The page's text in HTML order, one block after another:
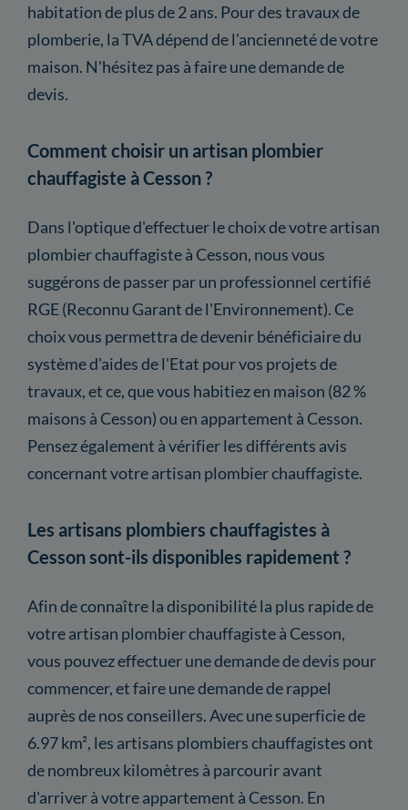
habitation de plus de 2 ans. Pour des travaux de
plomberie, la TVA dépend de l'ancienneté de votre
maison. N'hésitez pas à faire une demande de
devis.
Comment choisir un artisan plombier
chauffagiste à Cesson ?
Dans l'optique d'effectuer le choix de votre artisan
plombier chauffagiste à Cesson, nous vous
suggérons de passer par un professionnel certifié
RGE (Reconnu Garant de l'Environnement). Ce
choix vous permettra de devenir bénéficiaire du
système d'aides de l'Etat pour vos projets de
travaux, et ce, que vous habitiez en maison (82 %
maisons à Cesson) ou en appartement à Cesson.
Pensez également à vérifier les différents avis
concernant votre artisan plombier chauffagiste.
Les artisans plombiers chauffagistes à
Cesson sont-ils disponibles rapidement ?
Afin de connaître la disponibilité la plus rapide de
votre artisan plombier chauffagiste à Cesson,
vous pouvez effectuer une demande de devis pour
commencer, et faire une demande de rappel
auprès de nos conseillers. Avec une superficie de
6.97 km², les artisans plombiers chauffagistes ont
de nombreux kilomètres à parcourir avant
d'arriver à votre appartement à Cesson. En